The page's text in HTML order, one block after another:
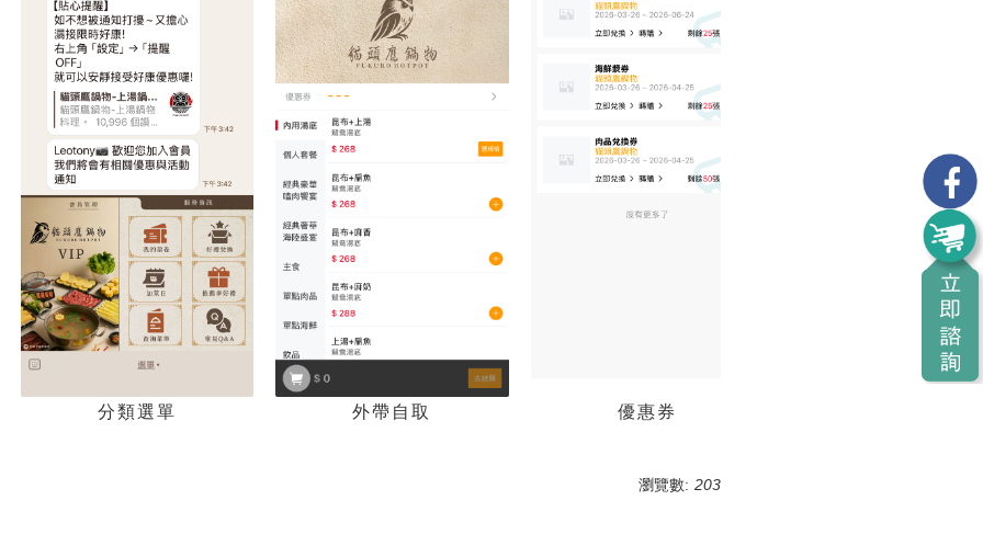
分類選單 外帶自取 優惠券
瀏覽數: 203